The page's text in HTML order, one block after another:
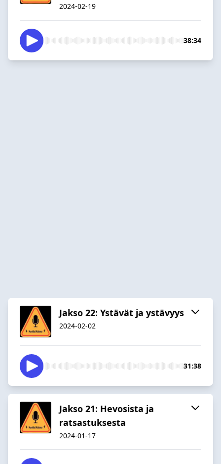
2024-02-19
38:34
Jakso 22: Ystävät ja ystävyys
2024-02-02
31:38
Jakso 21: Hevosista ja
ratsastuksesta
2024-01-17